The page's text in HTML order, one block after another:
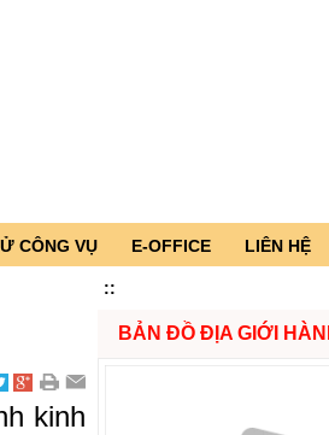
CÔNG VỤ E-OFFICE LIÊN HỆ
::
kinh
BẢN ĐỒ ĐỊA GIỚI